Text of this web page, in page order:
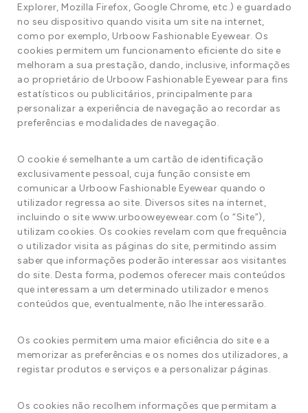
Explorer, Mozilla Firefox, Google Chrome, etc.) e guardado
no seu dispositivo quando visita um site na internet,
como por exemplo, Urboow Fashionable Eyewear. Os
cookies permitem um funcionamento eficiente do site e
melhoram a sua prestação, dando, inclusive, informações
ao proprietário de Urboow Fashionable Eyewear para fins
estatísticos ou publicitários, principalmente para
personalizar a experiência de navegação ao recordar as
preferências e modalidades de navegação.
O cookie é semelhante a um cartão de identificação
exclusivamente pessoal, cuja função consiste em
comunicar a Urboow Fashionable Eyewear quando o
utilizador regressa ao site. Diversos sites na internet,
incluindo o site www.urbooweyewear.com (o “Site”),
utilizam cookies. Os cookies revelam com que frequência
o utilizador visita as páginas do site, permitindo assim
saber que informações poderão interessar aos visitantes
do site. Desta forma, podemos oferecer mais conteúdos
que interessam a um determinado utilizador e menos
conteúdos que, eventualmente, não lhe interessarão.
Os cookies permitem uma maior eficiência do site e a
memorizar as preferências e os nomes dos utilizadores, a
registar produtos e serviços e a personalizar páginas.
Os cookies não recolhem informações que permitam a